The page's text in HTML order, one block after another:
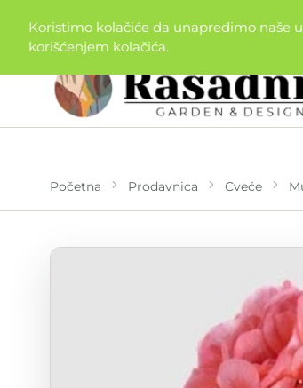
064/4664625 js.rasadnik@gmail.com
Početna Prodavnica Cveće
Koristimo kolačiće da unapredimo naše
korišćenjem kolačića.